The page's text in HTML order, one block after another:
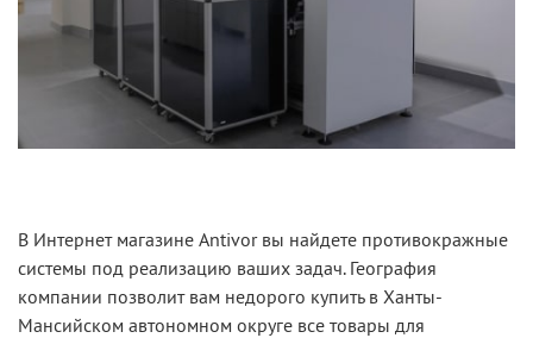
В Интернет магазине Antivor вы найдете противокражные
системы под реализацию ваших задач. География
компании позволит вам недорого купить в Ханты-
Мансийском автономном округе все товары для